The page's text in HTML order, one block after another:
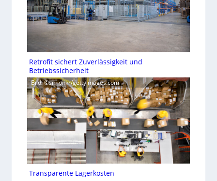
Retrofit sichert Zuverlässigkeit und
Betriebssicherheit
Bild: ©simonkr/gettyimages.com
Transparente Lagerkosten